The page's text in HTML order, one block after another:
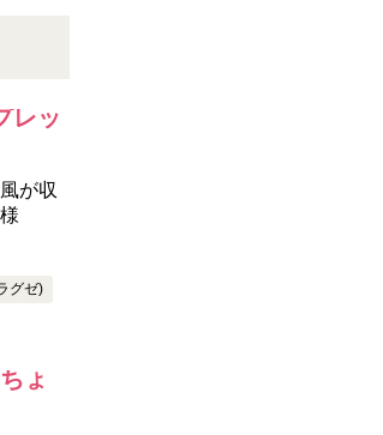
レッ
が収
様
グゼ)
ょ